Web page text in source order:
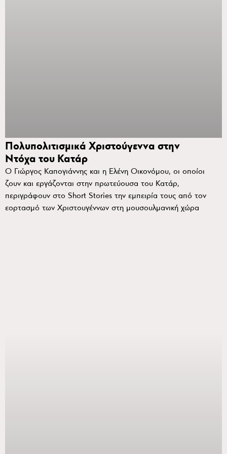
Πολυπολιτισμικά Χριστούγεννα στην
Ντόχα του Κατάρ
Ο Γιώργος Καπογιάννης και η Ελένη Οικονόμου, οι οποίοι
ζουν και εργάζονται στην πρωτεύουσα του Κατάρ,
περιγράφουν στο Short Stories την εμπειρία τους από τον
εορτασμό των Χριστουγέννων στη μουσουλμανική χώρα